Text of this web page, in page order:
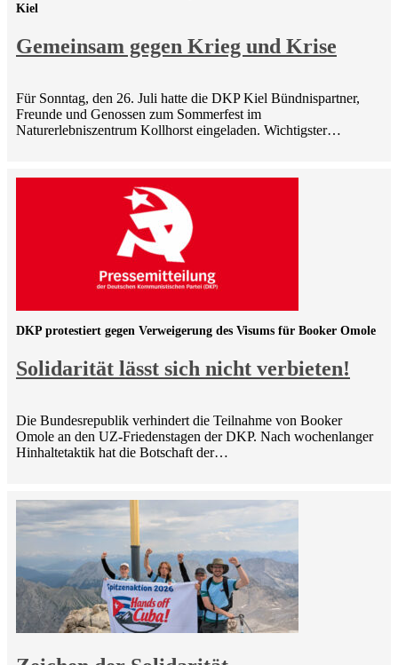
Gemeinsam gegen Krieg und Krise
Kiel
Für Sonntag, den 26. Juli hatte die DKP Kiel Bündnispartner,
Freunde und Genossen zum Sommerfest im
Naturerlebniszentrum Kollhorst eingeladen. Wichtigster…
Solidarität lässt sich nicht verbieten!
DKP protestiert gegen Verweigerung des Visums für Booker Omole
Die Bundesrepublik verhindert die Teilnahme von Booker
Omole an den UZ-Friedenstagen der DKP. Nach wochenlanger
Hinhaltetaktik hat die Botschaft der…